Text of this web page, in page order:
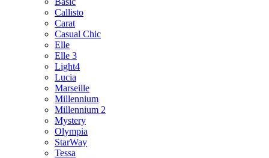
Callisto
Carat
Casual Chic
Elle
Elle 3
Light4
Lucia
Marseille
Millennium
Millennium 2
Mystery
Olympia
StarWay
Tessa